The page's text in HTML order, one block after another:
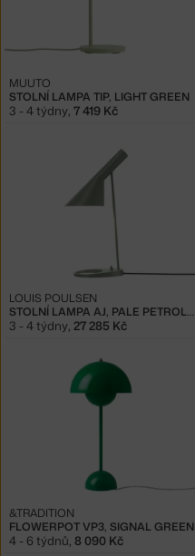
STOLNÍ LAMPA TIP, LIGHT GREEN
MUUTO
3 - 4 týdny, 7 419 Kč
STOLNÍ LAMPA AJ, PALE PETROLEUM
LOUIS POULSEN
3 - 4 týdny, 27 285 Kč
FLOWERPOT VP3, SIGNAL GREEN
&TRADITION
4 - 6 týdnů, 8 090 Kč